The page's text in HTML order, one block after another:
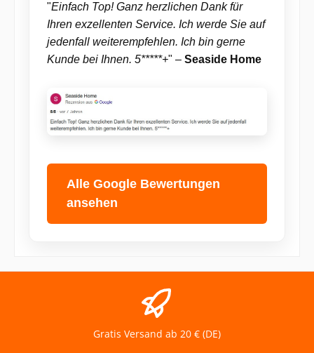
"Einfach Top! Ganz herzlichen Dank für
Ihren exzellenten Service. Ich werde Sie auf
jedenfall weiterempfehlen. Ich bin gerne
Kunde bei Ihnen. 5*****+" – Seaside Home
Alle Google Bewertungen
ansehen
Gratis Versand ab 20 € (DE)